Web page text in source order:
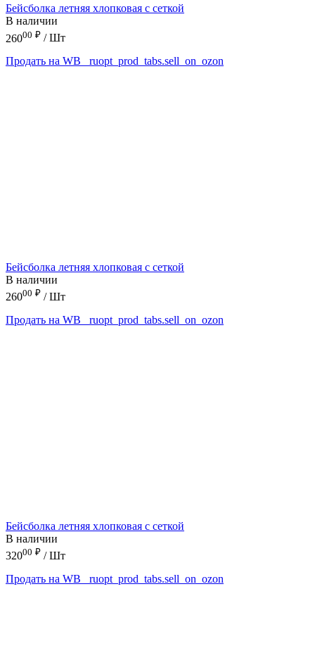
Бейсболка летняя хлопковая с сеткой
В наличии
26000 ₽ / Шт
Продать на WB
_ruopt_prod_tabs.sell_on_ozon
Бейсболка летняя хлопковая с сеткой
В наличии
26000 ₽ / Шт
Продать на WB
_ruopt_prod_tabs.sell_on_ozon
Бейсболка летняя хлопковая с сеткой
В наличии
32000 ₽ / Шт
Продать на WB
_ruopt_prod_tabs.sell_on_ozon